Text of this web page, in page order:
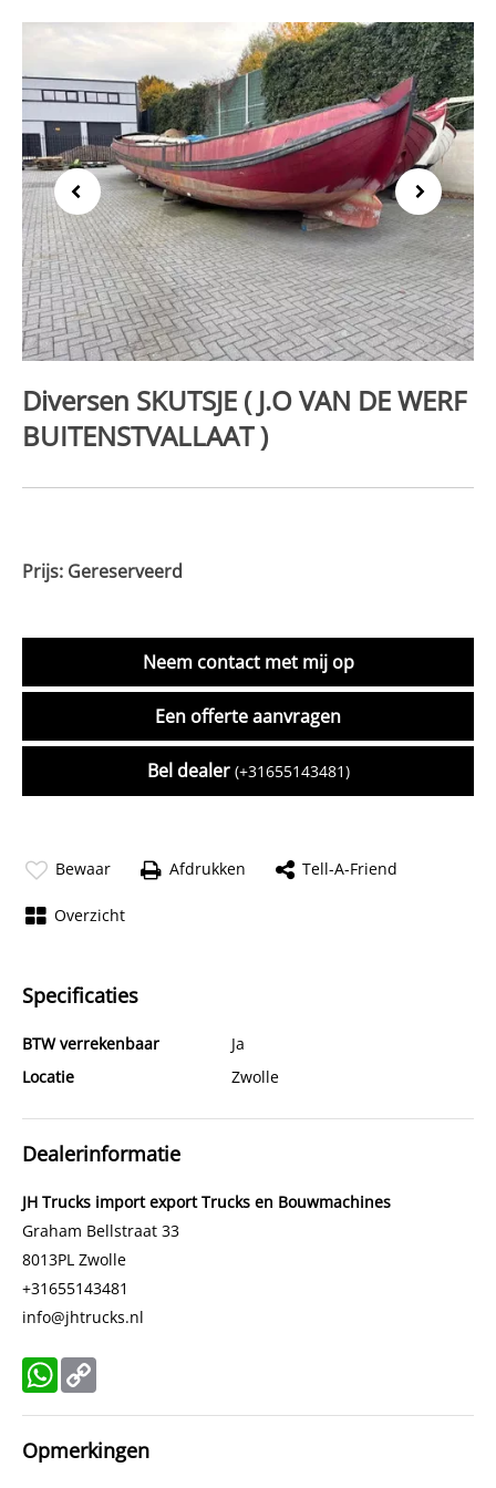
Previous Next
Diversen SKUTSJE ( J.O VAN DE WERF
BUITENSTVALLAAT )
Prijs: Gereserveerd
Neem contact met mij op
Een offerte aanvragen
Bel dealer (+31655143481)
Bewaar Afdrukken Tell-A-Friend
Overzicht
Specificaties
BTW verrekenbaar
Ja
Locatie
Zwolle
Dealerinformatie
JH Trucks import export Trucks en Bouwmachines
Graham Bellstraat 33
8013PL Zwolle
+31655143481
info@jhtrucks.nl
WhatsApp
Link
Opmerkingen